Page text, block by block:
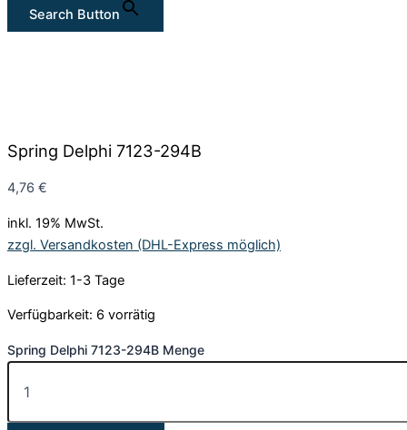
Search Button
Spring Delphi 7123-294B
4,76 €
inkl. 19% MwSt.
zzgl. Versandkosten (DHL-Express möglich)
Lieferzeit: 1-3 Tage
Verfügbarkeit: 6 vorrätig
Spring Delphi 7123-294B Menge